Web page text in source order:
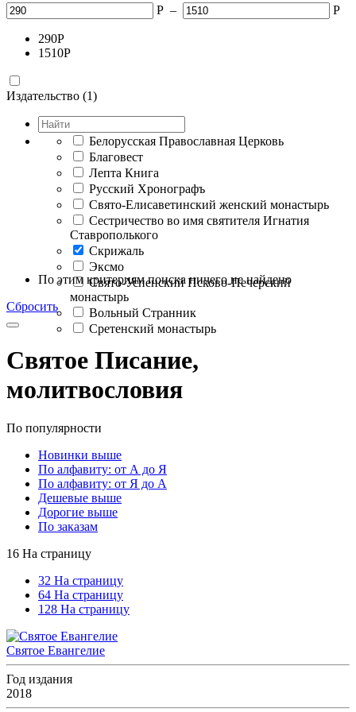
Р – Р
290Р
1510Р
Издательство (1)
Белорусская Православная Церковь
Благовест
Лепта Книга
Русский Хронографъ
Свято-Елисаветинский женский монастырь
Сестричество во имя святителя Игнатия
Ставрополького
Скрижаль
Эксмо
Свято-Успенский Псково-Печерский
монастырь
Вольный Странник
Сретенский монастырь
По этим критериям поиска ничего не найдено
Сбросить
Святое Писание,
молитвословия
По популярности
Новинки выше
По алфавиту: от А до Я
По алфавиту: от Я до А
Дешевые выше
Дорогие выше
По заказам
16 На страницу
32 На страницу
64 На страницу
128 На страницу
Святое Евангелие
Год издания
2018